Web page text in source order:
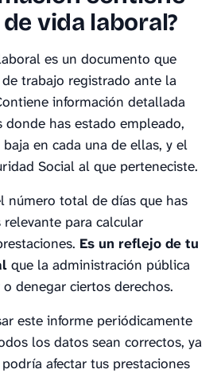
vida laboral?
es un documento que
trabajo registrado ante la
información detallada
donde has estado empleado,
en cada una de ellas, y el
Social al que perteneciste.
número total de días que has
para calcular
Es un reflejo de tu
que la administración pública
denegar ciertos derechos.
este informe periódicamente
los datos sean correctos, ya
afectar tus prestaciones